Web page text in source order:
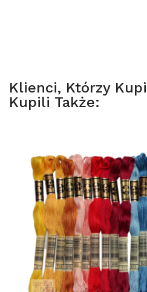
Klienci, Którzy
Kupili Także: